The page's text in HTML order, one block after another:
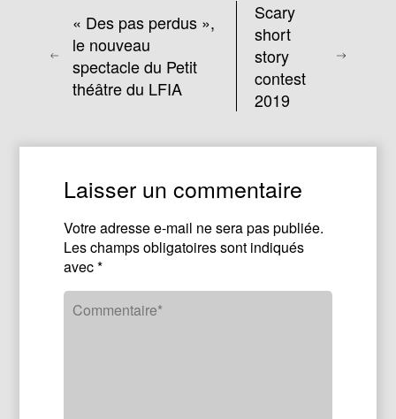
« Des pas perdus »,
le nouveau
spectacle du Petit
théâtre du LFIA
Scary
short
story
contest
2019
Laisser un commentaire
Votre adresse e-mail ne sera pas publiée.
Les champs obligatoires sont indiqués
avec*